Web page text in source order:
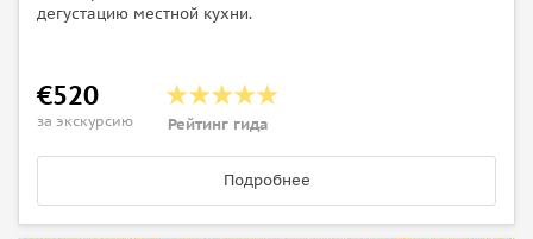
дегустацию местной кухни.
€520
за экскурсию Рейтинг гида
Подробнее